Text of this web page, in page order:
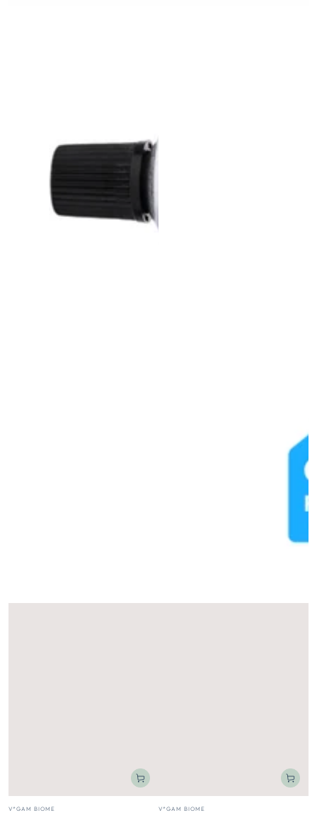
Fournisseur:
V*GAM BIOME Fournisseur:
V*GAM BIOME